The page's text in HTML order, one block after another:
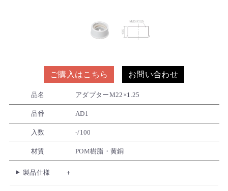
ご購入はこちら お問い合わせ
品名 アダプターM22×1.25
品番 AD1
入数 -/100
材質 POM樹脂・黄銅
製品仕様